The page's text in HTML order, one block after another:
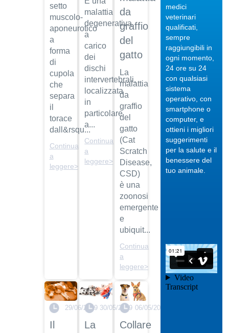
setto
muscolo-
aponeurotico
a
forma
di
cupola
che
separa
il
torace
dall&rsqu...
Continua
a
leggere>
malattia
degenerativa
a
carico
dei
dischi
intervertebrali,
localizzata
in
particolare
a...
Continua
a
leggere>
da
graffio
del
gatto
La
malattia
da
graffio
del
gatto
(Cat
Scratch
Disease,
CSD)
è una
zoonosi
emergente
e
ubiquit...
Continua
a
leggere>
29/06/2019
Il
30/05/2019
La
06/05/2019
Collare
medici
veterinari
qualificati,
sempre
raggiungibili in
ogni momento,
24 ore su 24
con qualsiasi
sistema
operativo, con
smartphone o
computer, e
ottieni i migliori
suggerimenti
per la salute e il
benessere del
tuo animale.
04/10/
Veterinario
di
Maurizio
Albano
Guarda
il video
04/10/
Regalare
04/10/
Garanzie
post
vendita